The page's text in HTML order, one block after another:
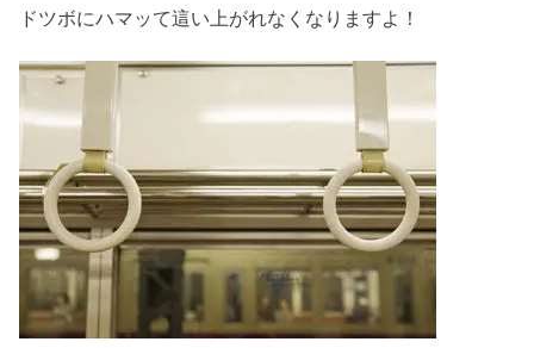
ドツボにハマッて這い上がれなくなりますよ！